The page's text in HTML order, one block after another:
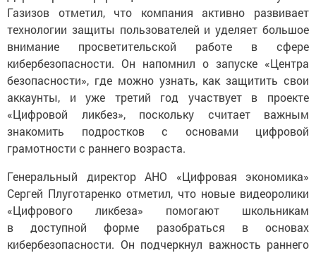
Газизов отметил, что компания активно развивает
технологии защиты пользователей и уделяет большое
внимание просветительской работе в сфере
кибербезопасности. Он напомнил о запуске «Центра
безопасности», где можно узнать, как защитить свои
аккаунты, и уже третий год участвует в проекте
«Цифровой ликбез», поскольку считает важным
знакомить подростков с основами цифровой
грамотности с раннего возраста.
Генеральный директор АНО «Цифровая экономика»
Сергей Плуготаренко отметил, что новые видеоролики
«Цифрового ликбеза» помогают школьникам
в доступной форме разобраться в основах
кибербезопасности. Он подчеркнул важность раннего